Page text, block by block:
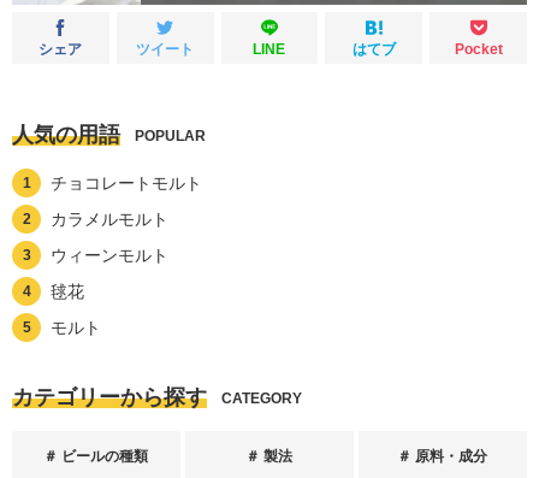
シェア ツイート LINE はてブ Pocket
人気の用語 POPULAR
チョコレートモルト
カラメルモルト
ウィーンモルト
毬花
モルト
カテゴリーから探す CATEGORY
ビールの種類 製法 原料・成分